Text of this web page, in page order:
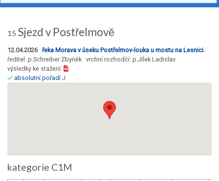
15 Sjezd v Postřelmově
12.04.2026 řeka Morava v úseku Postřelmov-louka u mostu na Lesnici.
ředitel: p.Schreiber Zbyněk vrchní rozhodčí: p.Jílek Ladislav
výsledky ke stažení:
absolutní pořadíJ
kategorie C1M